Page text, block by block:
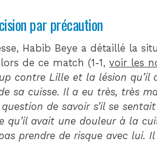
par précaution
Habib Beye a détaillé la
de ce match (1-1,voir les
contre Lille et la lésion qu’il
sa cuisse. Il a eu très, très
de savoir s’il se
avait une douleur à la
prendre de risque avec lui.